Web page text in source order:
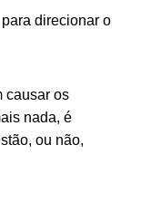
direcionar o
causar os
nada, é
ou não,